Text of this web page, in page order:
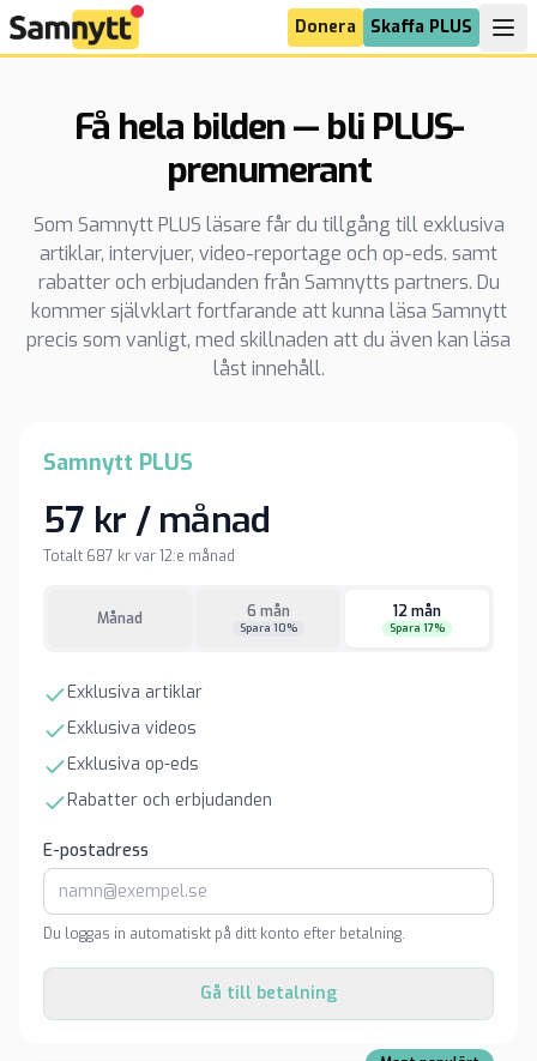
Donera Skaffa PLUS
Få hela bilden — bli PLUS-
prenumerant
Som Samnytt PLUS läsare får du tillgång till exklusiva
artiklar, intervjuer, video-reportage och op-eds. samt
rabatter och erbjudanden från Samnytts partners. Du
kommer självklart fortfarande att kunna läsa Samnytt
precis som vanligt, med skillnaden att du även kan läsa
låst innehåll.
Samnytt PLUS
57 kr / månad
Totalt 687 kr var 12:e månad
Månad 6 mån
Spara 10%
12 mån
Spara 17%
Exklusiva artiklar
Exklusiva videos
Exklusiva op-eds
Rabatter och erbjudanden
E-postadress
Du loggas in automatiskt på ditt konto efter betalning.
Gå till betalning